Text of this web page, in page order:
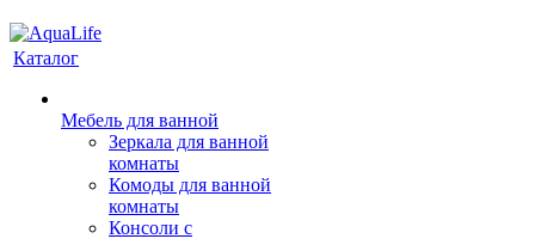
Каталог
Мебель для ванной
Зеркала для ванной
комнаты
Комоды для ванной
комнаты
Консоли с